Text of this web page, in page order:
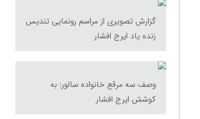
گزارش تصویری از مراسم رونمایی تندیس
زنده یاد ایرج افشار
وصف سه مرقع خانواده سالور: به
کوشش ایرج افشار